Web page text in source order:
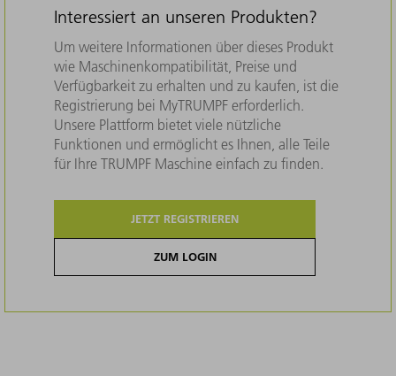
Interessiert an unseren Produkten?
Um weitere Informationen über dieses Produkt
wie Maschinenkompatibilität, Preise und
Verfügbarkeit zu erhalten und zu kaufen, ist die
Registrierung bei MyTRUMPF erforderlich.
Unsere Plattform bietet viele nützliche
Funktionen und ermöglicht es Ihnen, alle Teile
für Ihre TRUMPF Maschine einfach zu finden.
JETZT REGISTRIEREN
ZUM LOGIN